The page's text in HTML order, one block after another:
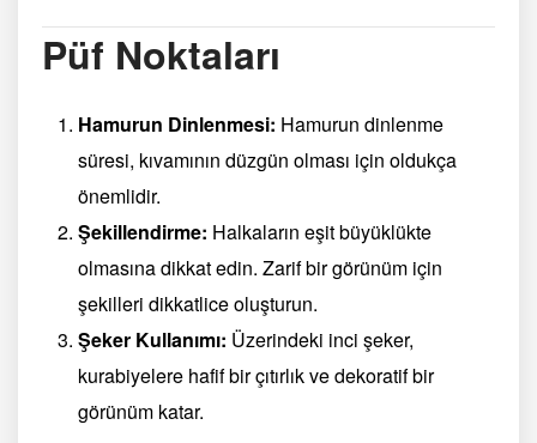
Püf Noktaları
Hamurun Dinlenmesi: Hamurun dinlenme
süresi, kıvamının düzgün olması için oldukça
önemlidir.
Şekillendirme: Halkaların eşit büyüklükte
olmasına dikkat edin. Zarif bir görünüm için
şekilleri dikkatlice oluşturun.
Şeker Kullanımı: Üzerindeki inci şeker,
kurabiyelere hafif bir çıtırlık ve dekoratif bir
görünüm katar.